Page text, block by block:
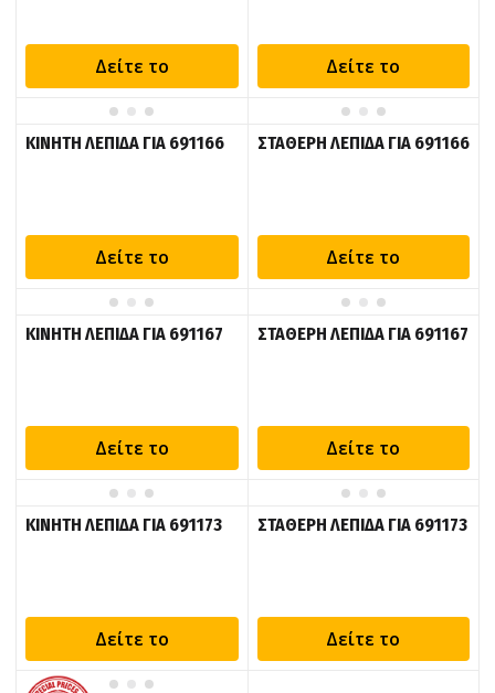
Δείτε το Δείτε το
ΚΙΝΗΤΗ ΛΕΠΙΔΑ ΓΙΑ 691166
Δείτε το
ΣΤΑΘΕΡΗ ΛΕΠΙΔΑ ΓΙΑ 691166
Δείτε το
ΚΙΝΗΤΗ ΛΕΠΙΔΑ ΓΙΑ 691167
Δείτε το
ΣΤΑΘΕΡΗ ΛΕΠΙΔΑ ΓΙΑ 691167
Δείτε το
ΚΙΝΗΤΗ ΛΕΠΙΔΑ ΓΙΑ 691173
Δείτε το
ΣΤΑΘΕΡΗ ΛΕΠΙΔΑ ΓΙΑ 691173
Δείτε το